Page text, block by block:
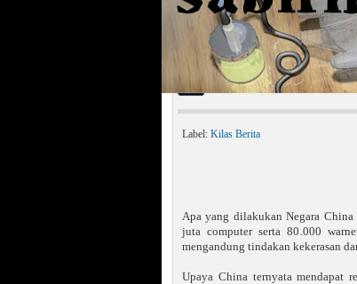
Kilas Berita»Hacker China Diduga
Hacker China
Label: Kilas Berita
Apa yang dilakukan Negara
juta computer serta 80.000
mengandung tindakan kekerasan
Upaya China ternyata mendapat